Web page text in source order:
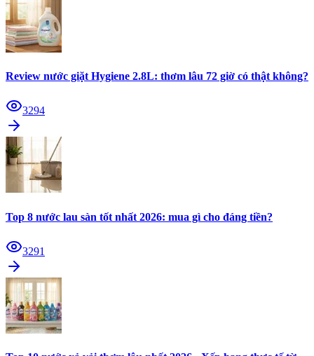
Review nước giặt Hygiene 2.8L: thơm lâu 72 giờ có thật không?
3294
Top 8 nước lau sàn tốt nhất 2026: mua gì cho đáng tiền?
3291